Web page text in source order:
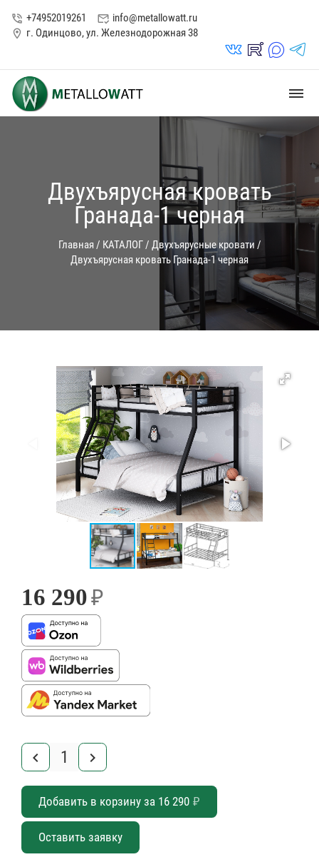
phone_in_talk +74952019261 mark_email_read info@metallowatt.ru
location_on г. Одинцово, ул. Железнодорожная 38
vk_in rutube_in max_s telegrams_in
dehaze
Двухъярусная кровать
Гранада-1 черная
Главная / КАТАЛОГ/ Двухъярусные кровати /
Двухъярусная кровать Гранада-1 черная
16 290₽
keyboard_arrow_left keyboard_arrow_right
Добавить в корзину за 16 290 ₽
Оставить заявку